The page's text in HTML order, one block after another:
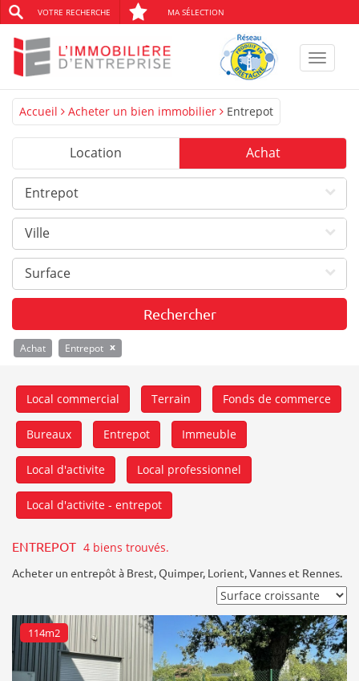
VOTRE RECHERCHE MA SÉLECTION
Toggle
Accueil Acheter un bien immobilier Entrepot
Location Achat
Entrepot
Ville
Surface
Achat Entrepot x
Local commercial Terrain Fonds de commerce
Bureaux Entrepot Immeuble
Local d'activite Local professionnel
Local d'activite - entrepot
ENTREPOT 4 biens trouvés.
Acheter un entrepôt à Brest, Quimper, Lorient, Vannes et Rennes.
114m2